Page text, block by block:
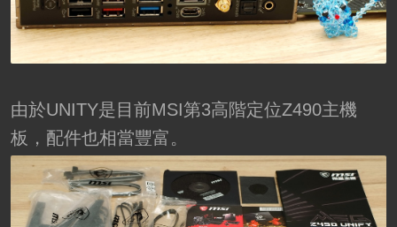
由於UNITY是目前MSI第3高階定位Z490主機
板，配件也相當豐富。